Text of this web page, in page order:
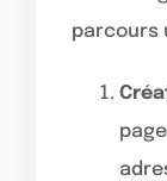
parcours